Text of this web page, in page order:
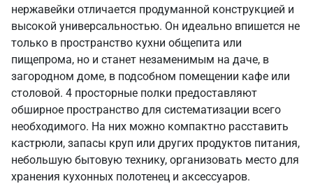
нержавейки отличается продуманной конструкцией и
высокой универсальностью. Он идеально впишется не
только в пространство кухни общепита или
пищепрома, но и станет незаменимым на даче, в
загородном доме, в подсобном помещении кафе или
столовой. 4 просторные полки предоставляют
обширное пространство для систематизации всего
необходимого. На них можно компактно расставить
кастрюли, запасы круп или других продуктов питания,
небольшую бытовую технику, организовать место для
хранения кухонных полотенец и аксессуаров.